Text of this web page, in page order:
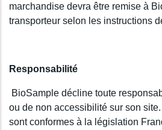
marchandise devra être remise à
transporteur selon les instructions
Responsabilité
BioSample décline toute
ou de non accessibilité sur son
sont conformes à la législation